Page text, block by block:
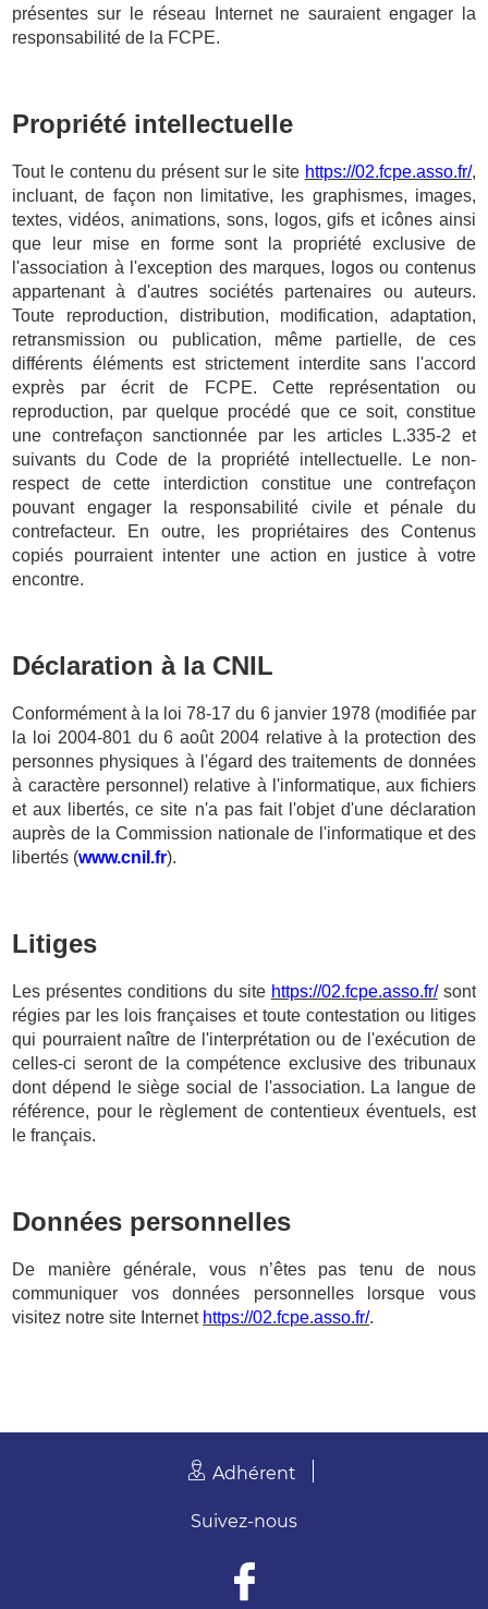
présentes sur le réseau Internet ne sauraient engager la
responsabilité de la FCPE.
Propriété intellectuelle
Tout le contenu du présent sur le site https://02.fcpe.asso.fr/,
incluant, de façon non limitative, les graphismes, images,
textes, vidéos, animations, sons, logos, gifs et icônes ainsi
que leur mise en forme sont la propriété exclusive de
l'association à l'exception des marques, logos ou contenus
appartenant à d'autres sociétés partenaires ou auteurs.
Toute reproduction, distribution, modification, adaptation,
retransmission ou publication, même partielle, de ces
différents éléments est strictement interdite sans l'accord
exprès par écrit de FCPE. Cette représentation ou
reproduction, par quelque procédé que ce soit, constitue
une contrefaçon sanctionnée par les articles L.335-2 et
suivants du Code de la propriété intellectuelle. Le non-
respect de cette interdiction constitue une contrefaçon
pouvant engager la responsabilité civile et pénale du
contrefacteur. En outre, les propriétaires des Contenus
copiés pourraient intenter une action en justice à votre
encontre.
Déclaration à la CNIL
Conformément à la loi 78-17 du 6 janvier 1978 (modifiée par
la loi 2004-801 du 6 août 2004 relative à la protection des
personnes physiques à l'égard des traitements de données
à caractère personnel) relative à l'informatique, aux fichiers
et aux libertés, ce site n'a pas fait l'objet d'une déclaration
auprès de la Commission nationale de l'informatique et des
libertés (www.cnil.fr).
Litiges
Les présentes conditions du site https://02.fcpe.asso.fr/sont
régies par les lois françaises et toute contestation ou litiges
qui pourraient naître de l'interprétation ou de l'exécution de
celles-ci seront de la compétence exclusive des tribunaux
dont dépend le siège social de l'association. La langue de
référence, pour le règlement de contentieux éventuels, est
le français.
Données personnelles
De manière générale, vous n’êtes pas tenu de nous
communiquer vos données personnelles lorsque vous
visitez notre site Internet https://02.fcpe.asso.fr/.
Adhérent
Suivez-nous